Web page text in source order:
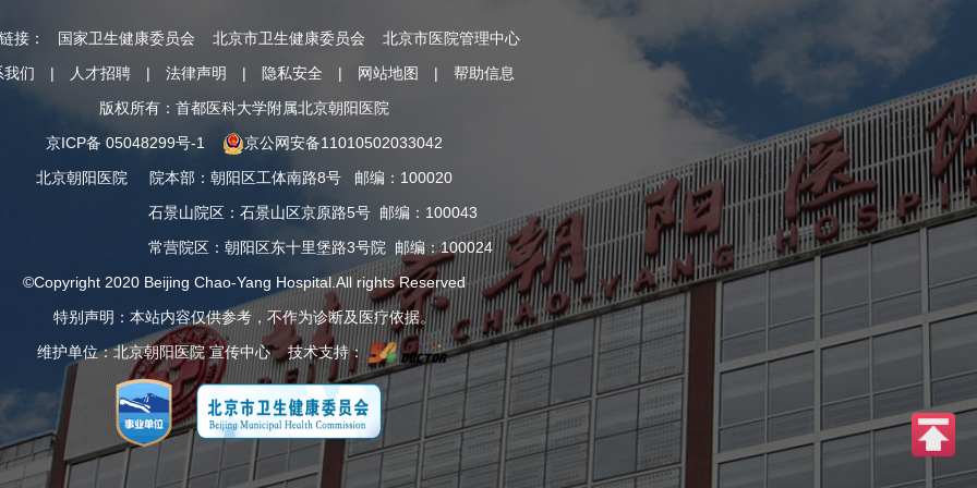
接： 国家卫生健康委员会 北京市卫生健康委员会
北京市医院管理中心
我们
| 人才招聘 | 法律声明 | 隐私安全 | 网站地图 |
帮助信息
版权所有：首都医科大学附属北京朝阳医院
京ICP备 05048299号-1
京公网安备11010502033042
北京朝阳医院
院本部 ： 朝阳区工体南路8号 邮编：100020
石景山院区 ： 石景山区京原路5号 邮编：100043
常营院区 ： 朝阳区东十里堡路3号院 邮编：100024
©Copyright 2020 Beijing Chao-Yang Hospital.All rights Reserved
特别声明：本站内容仅供参考，不作为诊断及医疗依据。
维护单位：北京朝阳医院 宣传中心 技术支持：